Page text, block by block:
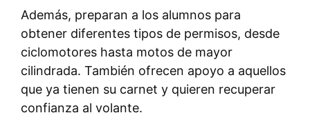
Además, preparan a los alumnos para
obtener diferentes tipos de permisos, desde
ciclomotores hasta motos de mayor
cilindrada. También ofrecen apoyo a aquellos
que ya tienen su carnet y quieren recuperar
confianza al volante.